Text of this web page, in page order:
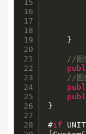
15
16
17
18
19
20
21
22
23
24
25
26
27
28
    }
//图
//图
}
#if